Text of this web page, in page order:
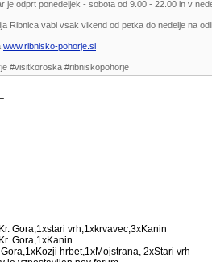
je odprt ponedeljek - sobota od 9.00 - 22.00 in v
Ribnica vabi vsak vikend od petka do nedelje na
www.ribnisko-pohorje.si
#visitkoroska #ribniskopohorje
Gora,1xstari vrh,1xkrvavec,3xKanin
Gora,1xKanin
hrbet,1xMojstrana, 2xStari vrh